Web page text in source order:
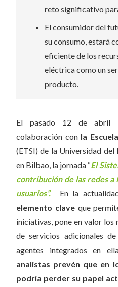
reto significativo
El consumidor del
su consumo, estará
eficiente de los
eléctrica como un
producto.
El pasado 12 de abril
colaboración con la
(ETSI) de la Universidad del
en Bilbao, la jornada “El
contribución de las redes a
usuarios”.En la
elemento claveque
iniciativas, pone en valor
de servicios adicionales
agentes integrados en
analistas prevén que en
podría perder su papel